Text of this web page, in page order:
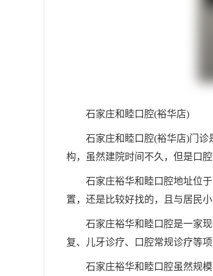
石家庄和睦口腔(裕华店)
石家庄和睦口腔(裕华店)门诊
构，虽然建院时间不久，但是口
石家庄裕华和睦口腔地址位
置，还是比较好找的，且与居民
石家庄裕华和睦口腔是一家
复、儿牙诊疗、口腔常规诊疗等
石家庄裕华和睦口腔虽然规